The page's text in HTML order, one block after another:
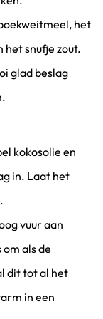
het
het snufje zout.
glad beslag
kokosolie en
in. Laat het
vuur aan
als de
dit tot al het
in een